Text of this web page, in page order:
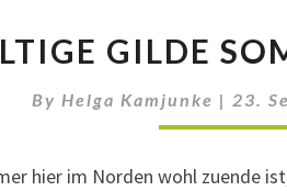
GILDE
IV
GILDE
ByHelga Kamjunke | 23.
hier im Norden wohl zuende